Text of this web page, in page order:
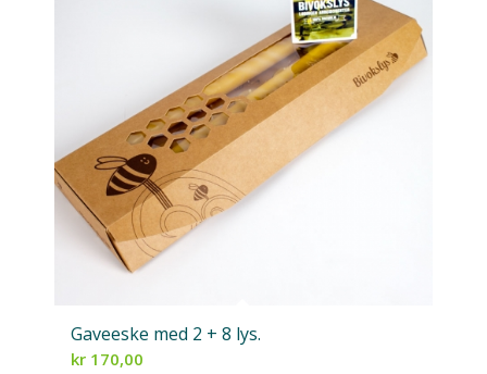
Gaveeske med 2 + 8 lys.
kr170,00